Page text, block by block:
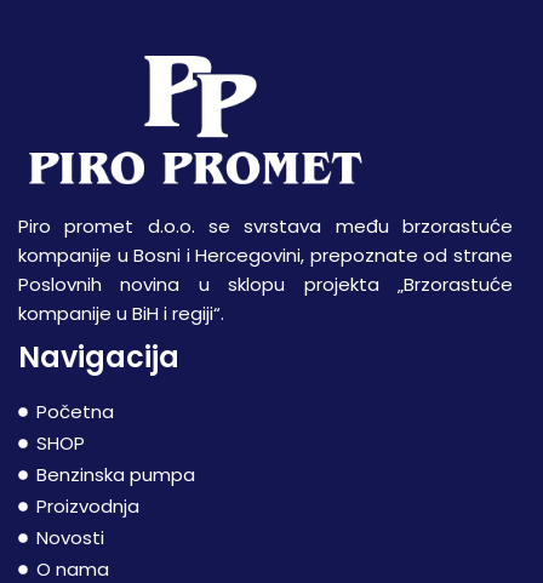
Piro promet d.o.o. se svrstava među brzorastuće
kompanije u Bosni i Hercegovini, prepoznate od strane
Poslovnih novina u sklopu projekta „Brzorastuće
kompanije u BiH i regiji“.
Navigacija
Početna
SHOP
Benzinska pumpa
Proizvodnja
Novosti
O nama